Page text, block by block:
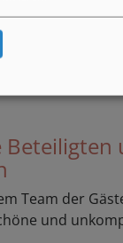
Beteiligten
Team der
und